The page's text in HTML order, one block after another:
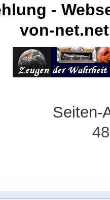
-
von-net.net
Seiten-